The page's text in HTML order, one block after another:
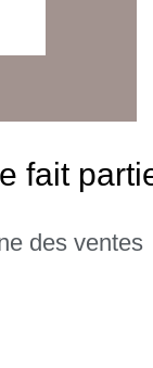
fait
des ventes